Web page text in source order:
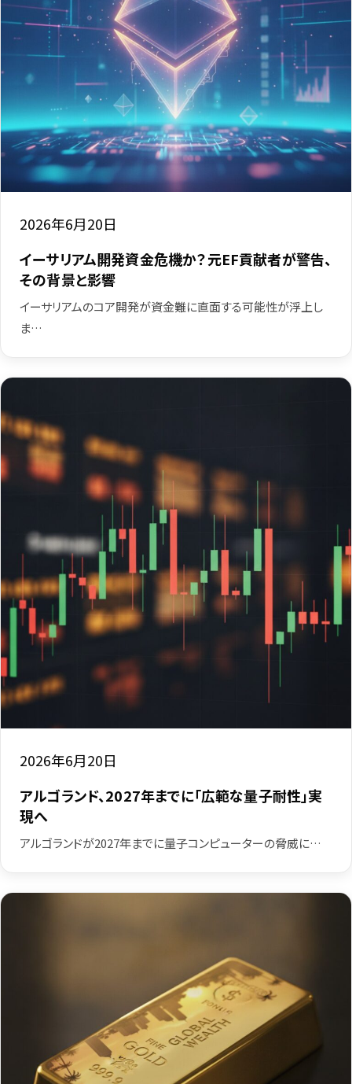
2026年6月20日
イーサリアム開発資金危機か？元EF貢献者が警告、
その背景と影響
イーサリアムのコア開発が資金難に直面する可能性が浮上し
ま…
2026年6月20日
アルゴランド、2027年までに「広範な量子耐性」実
現へ
アルゴランドが2027年までに量子コンピューターの脅威に…